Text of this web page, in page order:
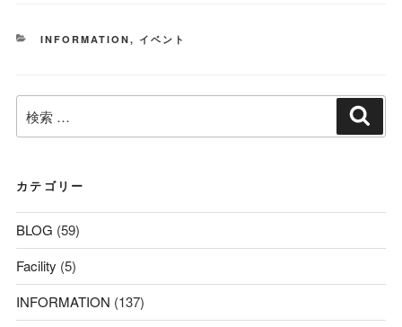
カ
INFORMATION, イベント
検
索:
カテゴリー
BLOG (59)
Facility (5)
INFORMATION (137)